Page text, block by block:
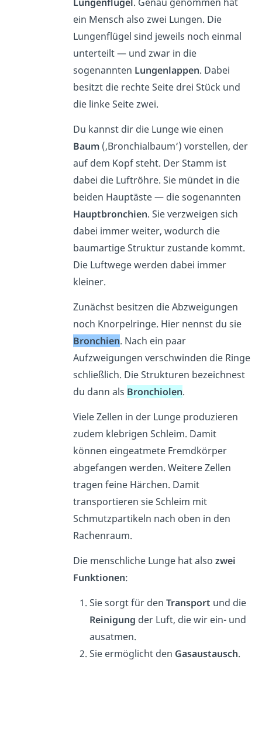
ein Mensch also zwei Lungen. Die
Lungenflügel sind jeweils noch einmal
unterteilt — und zwar in die
sogenannten Lungenlappen. Dabei
besitzt die rechte Seite drei Stück und
die linke Seite zwei.
Du kannst dir die Lunge wie einen
Baum (‚Bronchialbaum‘) vorstellen, der
auf dem Kopf steht. Der Stamm ist
dabei die Luftröhre. Sie mündet in die
beiden Hauptäste — die sogenannten
Hauptbronchien. Sie verzweigen sich
dabei immer weiter, wodurch die
baumartige Struktur zustande kommt.
Die Luftwege werden dabei immer
kleiner.
Zunächst besitzen die Abzweigungen
noch Knorpelringe. Hier nennst du sie
Bronchien. Nach ein paar
Aufzweigungen verschwinden die Ringe
schließlich. Die Strukturen bezeichnest
du dann als Bronchiolen.
Viele Zellen in der Lunge produzieren
zudem klebrigen Schleim. Damit
können eingeatmete Fremdkörper
abgefangen werden. Weitere Zellen
tragen feine Härchen. Damit
transportieren sie Schleim mit
Schmutzpartikeln nach oben in den
Rachenraum.
Die menschliche Lunge hat also zwei
Funktionen:
Sie sorgt für den Transport und die
Reinigung der Luft, die wir ein- und
ausatmen.
Sie ermöglicht den Gasaustausch.